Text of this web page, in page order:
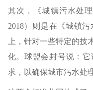
其次，《城镇污水处
2018）则是在《城镇
上，针对一些特定的技
化。球盟会封号说：
求，以确保城市污水处